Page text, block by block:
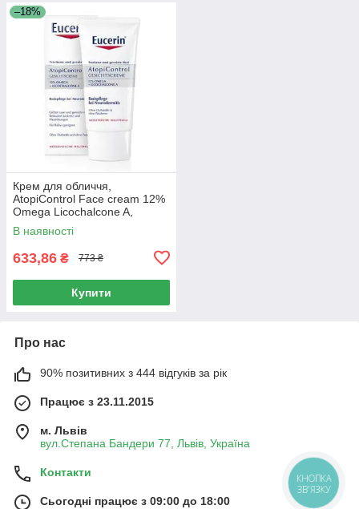
–18%
Крем для обличчя,
AtopiControl Face cream 12%
Omega Licochalcone A,
Сeramides, Eucerin, 50 мл
В наявності
633,86 ₴ 773 ₴
Купити
Про нас
90% позитивних з 444 відгуків за рік
Працює з 23.11.2015
м. Львів
вул.Степана Бандери 77, Львів, Україна
Контакти
Сьогодні працює з 09:00 до 18:00
КНОПКА
ЗВ'ЯЗКУ